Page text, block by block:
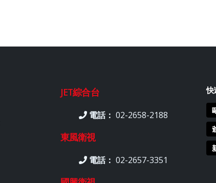
JET綜合台
電話： 02-2658-2188
東風衛視
電話： 02-2657-3351
快